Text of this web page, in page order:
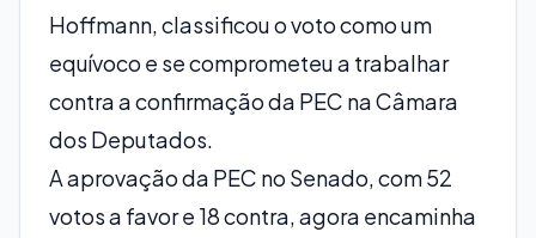
Hoffmann, classificou o voto como um
equívoco e se comprometeu a trabalhar
contra a confirmação da PEC na Câmara
dos Deputados.
A aprovação da PEC no Senado, com 52
votos a favor e 18 contra, agora encaminha